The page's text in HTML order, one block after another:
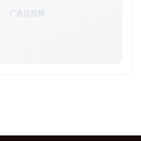
广告位招租